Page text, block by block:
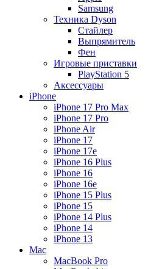
Samsung
Техника Dyson
Стайлер
Выпрямитель
Фен
Игровые приставки
PlayStation 5
Аксессуары
iPhone
iPhone 17 Pro Max
iPhone 17 Pro
iPhone Air
iPhone 17
iPhone 17e
iPhone 16 Plus
iPhone 16
iPhone 16e
iPhone 15 Plus
iPhone 15
iPhone 14 Plus
iPhone 14
iPhone 13
Mac
MacBook Pro